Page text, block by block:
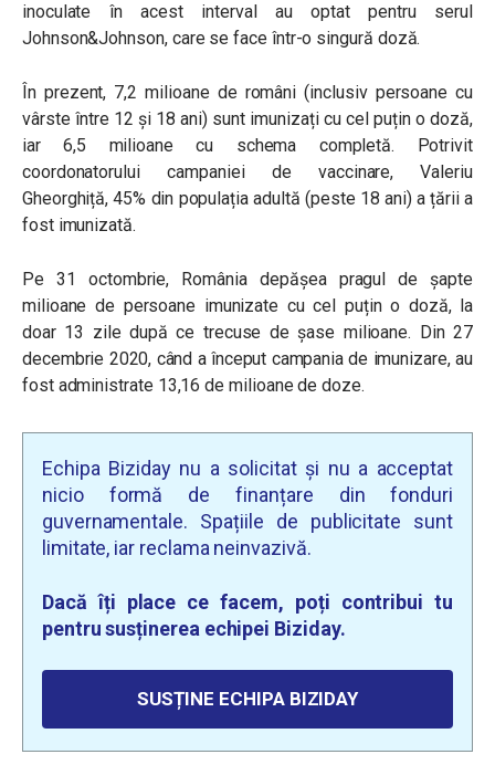
inoculate în acest interval au optat pentru serul
Johnson&Johnson, care se face într-o singură doză.
În prezent, 7,2 milioane de români (inclusiv persoane cu
vârste între 12 și 18 ani) sunt imunizați cu cel puțin o doză,
iar 6,5 milioane cu schema completă. Potrivit
coordonatorului campaniei de vaccinare, Valeriu
Gheorghiță, 45% din populația adultă (peste 18 ani) a țării a
fost imunizată.
Pe 31 octombrie, România depășea pragul de șapte
milioane de persoane imunizate cu cel puțin o doză, la
doar 13 zile după ce trecuse de șase milioane. Din 27
decembrie 2020, când a început campania de imunizare, au
fost administrate 13,16 de milioane de doze.
Echipa Biziday nu a solicitat și nu a acceptat
nicio formă de finanțare din fonduri
guvernamentale. Spațiile de publicitate sunt
limitate, iar reclama neinvazivă.
Dacă îți place ce facem, poți contribui tu
pentru susținerea echipei Biziday.
SUSȚINE ECHIPA BIZIDAY